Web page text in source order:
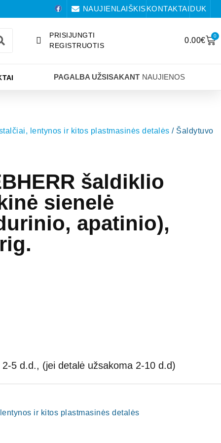
NAUJIENLAIŠKISKONTAKTAIDUK
PRISIJUNGTI
REGISTRUOTIS
0.00€
0
PAGALBA UŽSISAKANT NAUJIENOS
lentynos ir kitos plastmasinės detalės / Šaldytuvo
šaldiklio
sienelė
apatinio),
5 d.d., (jei detalė užsakoma 2-10 d.d)
ir kitos plastmasinės detalės